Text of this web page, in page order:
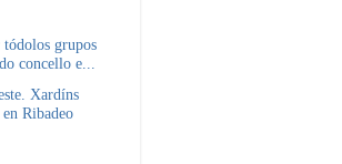
tódolos grupos
concello e...
Xardíns
Ribadeo